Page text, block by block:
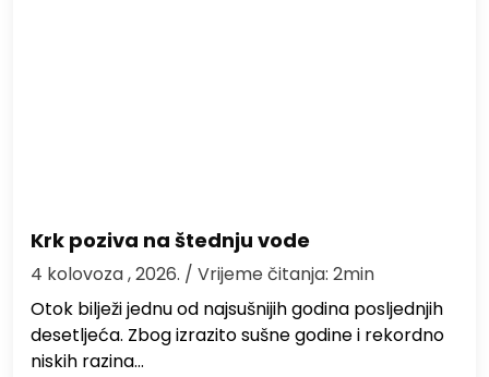
Krk poziva na štednju vode
4 kolovoza , 2026. / Vrijeme čitanja: 2min
Otok bilježi jednu od najsušnijih godina posljednjih
desetljeća. Zbog izrazito sušne godine i rekordno
niskih razina…